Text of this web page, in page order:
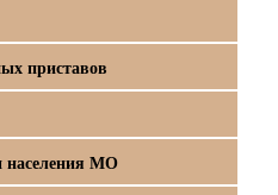
приставов
населения МО